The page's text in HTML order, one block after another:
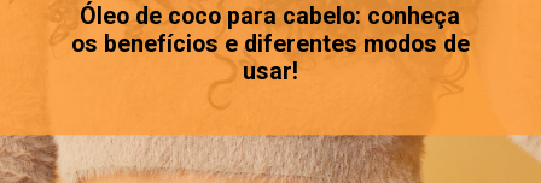
Óleo de coco para cabelo: conheça
os benefícios e diferentes modos de
usar!